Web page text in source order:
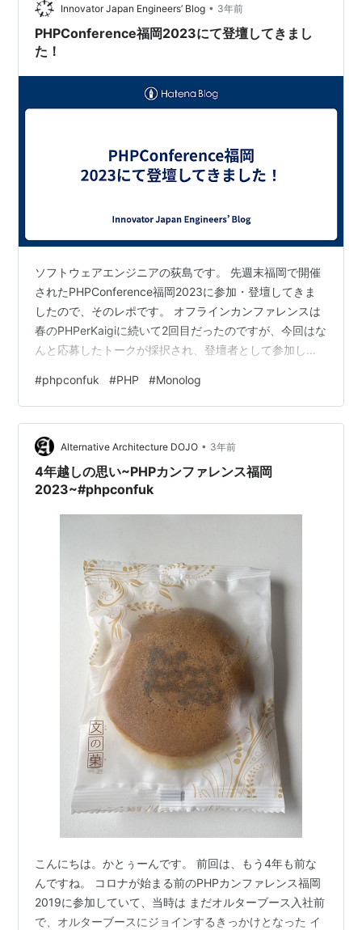
登壇のレポート FuelPHPからLara…
Innovator Japan Engineers’ Blog • 3年前
PHPConference福岡2023にて登壇してきまし
た！
ソフトウェアエンジニアの荻島です。 先週末福岡で開催
されたPHPConference福岡2023に参加・登壇してきま
したので、そのレポです。 オフラインカンファレンスは
春のPHPerKaigiに続いて2回目だったのですが、今回はな
んと応募したトークが採択され、登壇者として参加して
Interfaceの使いどころ」というタイトルでの発表でし
た。 fortee.jp 内容としてはPHPer御用達のロギングライ
ブラリ、Monologの内部実装で使用されているInterface
を例に、 Monolog内部でInterfaceがどんな役割を担って
い…
#phpconfuk #PHP #Monolog
Alternative Architecture DOJO • 3年前
4年越しの思い~PHPカンファレンス福岡
2023~#phpconfuk
こんにちは。かとぅーんです。 前回は、もう4年も前な
んですね。 コロナが始まる前のPHPカンファレンス福岡
2019に参加していて、当時は まだオルターブース入社前
で、オルターブースにジョインするきっかけとなった イ